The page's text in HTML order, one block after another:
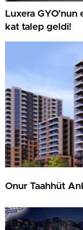
Luxera
kat talep geldi!
Onur Taahhüt